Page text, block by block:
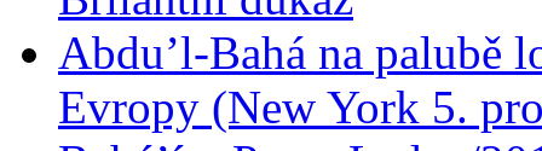
Abdu’l-Bahá na palubě
Evropy (New York 5.